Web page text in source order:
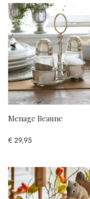
Menage Beaune
€ 29,95